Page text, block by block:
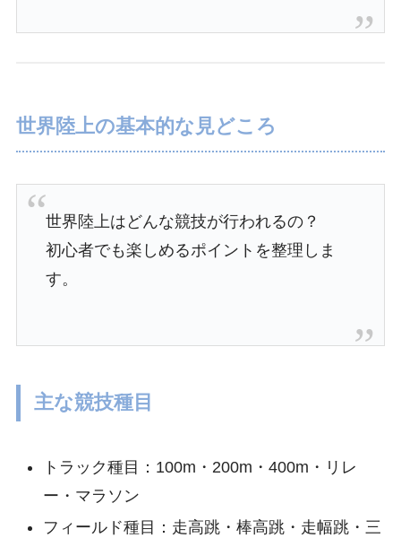
世界陸上の基本的な見どころ
世界陸上はどんな競技が行われるの？
初心者でも楽しめるポイントを整理しま
す。
主な競技種目
トラック種目：100m・200m・400m・リレ
ー・マラソン
フィールド種目：走高跳・棒高跳・走幅跳・三